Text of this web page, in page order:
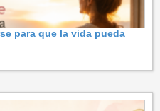
para que la vida pueda